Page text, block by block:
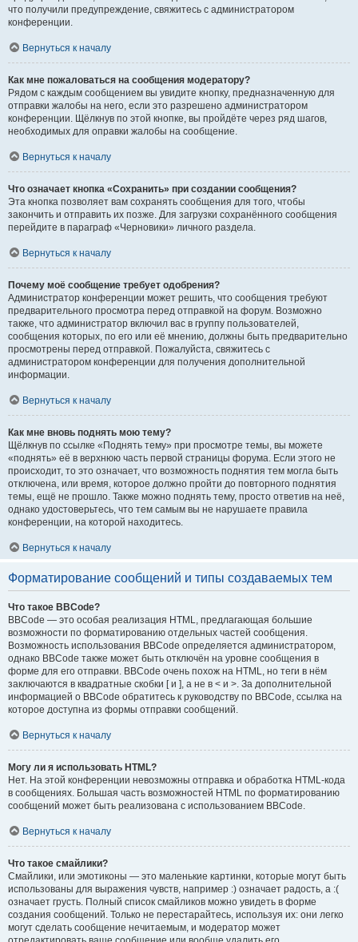
что получили предупреждение, свяжитесь с администратором
конференции.
Вернуться к началу
Как мне пожаловаться на сообщения модератору?
Рядом с каждым сообщением вы увидите кнопку, предназначенную для
отправки жалобы на него, если это разрешено администратором
конференции. Щёлкнув по этой кнопке, вы пройдёте через ряд шагов,
необходимых для оправки жалобы на сообщение.
Вернуться к началу
Что означает кнопка «Сохранить» при создании сообщения?
Эта кнопка позволяет вам сохранять сообщения для того, чтобы
закончить и отправить их позже. Для загрузки сохранённого сообщения
перейдите в параграф «Черновики» личного раздела.
Вернуться к началу
Почему моё сообщение требует одобрения?
Администратор конференции может решить, что сообщения требуют
предварительного просмотра перед отправкой на форум. Возможно
также, что администратор включил вас в группу пользователей,
сообщения которых, по его или её мнению, должны быть предварительно
просмотрены перед отправкой. Пожалуйста, свяжитесь с
администратором конференции для получения дополнительной
информации.
Вернуться к началу
Как мне вновь поднять мою тему?
Щёлкнув по ссылке «Поднять тему» при просмотре темы, вы можете
«поднять» её в верхнюю часть первой страницы форума. Если этого не
происходит, то это означает, что возможность поднятия тем могла быть
отключена, или время, которое должно пройти до повторного поднятия
темы, ещё не прошло. Также можно поднять тему, просто ответив на неё,
однако удостоверьтесь, что тем самым вы не нарушаете правила
конференции, на которой находитесь.
Вернуться к началу
Форматирование сообщений и типы создаваемых тем
Что такое BBCode?
BBCode — это особая реализация HTML, предлагающая большие
возможности по форматированию отдельных частей сообщения.
Возможность использования BBCode определяется администратором,
однако BBCode также может быть отключён на уровне сообщения в
форме для его отправки. BBCode очень похож на HTML, но теги в нём
заключаются в квадратные скобки [ и ], а не в < и >. За дополнительной
информацией о BBCode обратитесь к руководству по BBCode, ссылка на
которое доступна из формы отправки сообщений.
Вернуться к началу
Могу ли я использовать HTML?
Нет. На этой конференции невозможны отправка и обработка HTML-кода
в сообщениях. Большая часть возможностей HTML по форматированию
сообщений может быть реализована с использованием BBCode.
Вернуться к началу
Что такое смайлики?
Смайлики, или эмотиконы — это маленькие картинки, которые могут быть
использованы для выражения чувств, например :) означает радость, а :(
означает грусть. Полный список смайликов можно увидеть в форме
создания сообщений. Только не перестарайтесь, используя их: они легко
могут сделать сообщение нечитаемым, и модератор может